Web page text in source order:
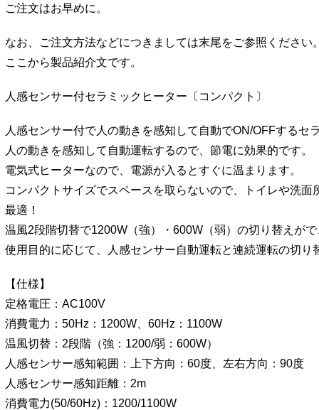
ご注文はお早めに。
なお、ご注文方法などにつきましては末尾をご参照ください。
ここから製品紹介文です。
人感センサー付セラミックヒーター〔コンパクト〕
人感センサー付で人の動きを感知して自動でON/OFFするセ
人の動きを感知して自動運転するので、節電に効果的です。
電気式ヒーターなので、電源が入るとすぐに温まります。
コンパクトサイズでスペースを取らないので、トイレや洗面
最適！
温風2段階切替で1200W（強）・600W（弱）の切り替えがで
使用目的に応じて、人感センサー自動運転と連続運転の切り
【仕様】
定格電圧：AC100V
消費電力：50Hz：1200W、60Hz：1100W
温風切替：2段階（強：1200/弱：600W）
人感センサー感知範囲：上下方向：60度、左右方向：90度
人感センサー感知距離：2m
消費電力(50/60Hz)：1200/1100W